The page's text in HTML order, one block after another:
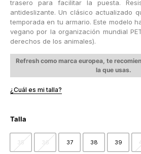
$199.900.
$99.950.
trasero para facilitar la puesta.
antideslizante. Un clásico actualizado
temporada en tu armario. Este modelo
vegano por la organización mundial
derechos de los animales).
Refresh como marca europea, te
la que usas.
¿Cuál es mi talla?
35 36 37 38 39
Talla